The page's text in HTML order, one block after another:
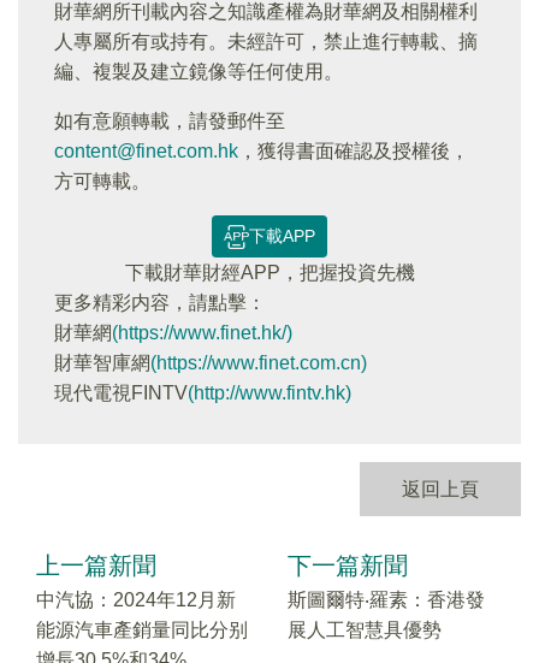
財華網所刊載內容之知識產權為財華網及相關權利
人專屬所有或持有。未經許可，禁止進行轉載、摘
編、複製及建立鏡像等任何使用。
如有意願轉載，請發郵件至
content@finet.com.hk ，獲得書面確認及授權後，
方可轉載。
下載APP
下載財華財經APP，把握投資先機
更多精彩内容，請點擊：
財華網(https://www.finet.hk/)
財華智庫網(https://www.finet.com.cn)
現代電視FINTV(http://www.fintv.hk)
返回上頁
上一篇新聞
中汽協：2024年12月新
能源汽車產銷量同比分别
下一篇新聞
斯圖爾特‧羅素：香港發
展人工智慧具優勢